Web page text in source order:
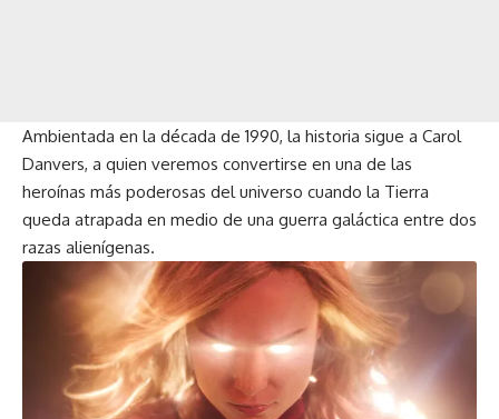
Ambientada en la década de 1990, la historia sigue a Carol
Danvers, a quien veremos convertirse en una de las
heroínas más poderosas del universo cuando la Tierra
queda atrapada en medio de una guerra galáctica entre dos
razas alienígenas.